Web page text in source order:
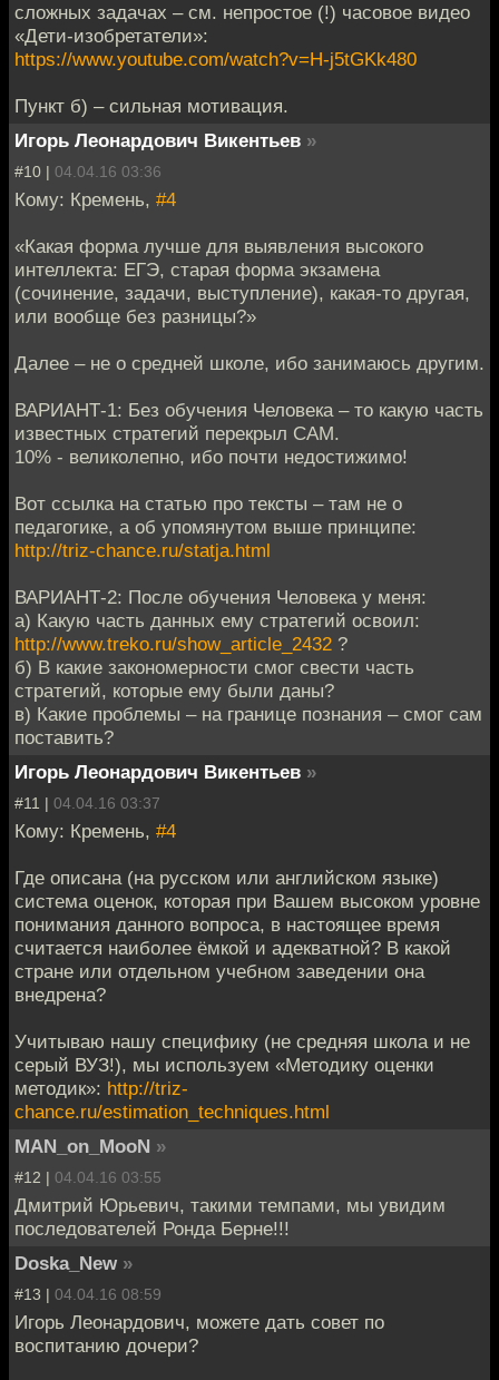
сложных задачах – см. непростое (!) часовое видео
«Дети-изобретатели»:
https://www.youtube.com/watch?v=H-j5tGKk480
Пункт б) – сильная мотивация.
Игорь Леонардович Викентьев »
#10 | 04.04.16 03:36
Кому: Кремень, #4
«Какая форма лучше для выявления высокого
интеллекта: ЕГЭ, старая форма экзамена
(сочинение, задачи, выступление), какая-то другая,
или вообще без разницы?»
Далее – не о средней школе, ибо занимаюсь другим.
ВАРИАНТ-1: Без обучения Человека – то какую часть
известных стратегий перекрыл САМ.
10% - великолепно, ибо почти недостижимо!
Вот ссылка на статью про тексты – там не о
педагогике, а об упомянутом выше принципе:
http://triz-chance.ru/statja.html
ВАРИАНТ-2: После обучения Человека у меня:
а) Какую часть данных ему стратегий освоил:
http://www.treko.ru/show_article_2432 ?
б) В какие закономерности смог свести часть
стратегий, которые ему были даны?
в) Какие проблемы – на границе познания – смог сам
поставить?
Игорь Леонардович Викентьев »
#11 | 04.04.16 03:37
Кому: Кремень, #4
Где описана (на русском или английском языке)
система оценок, которая при Вашем высоком уровне
понимания данного вопроса, в настоящее время
считается наиболее ёмкой и адекватной? В какой
стране или отдельном учебном заведении она
внедрена?
Учитываю нашу специфику (не средняя школа и не
серый ВУЗ!), мы используем «Методику оценки
методик»: http://triz-
chance.ru/estimation_techniques.html
MAN_on_MooN »
#12 | 04.04.16 03:55
Дмитрий Юрьевич, такими темпами, мы увидим
последователей Ронда Берне!!!
Doska_New »
#13 | 04.04.16 08:59
Игорь Леонардович, можете дать совет по
воспитанию дочери?